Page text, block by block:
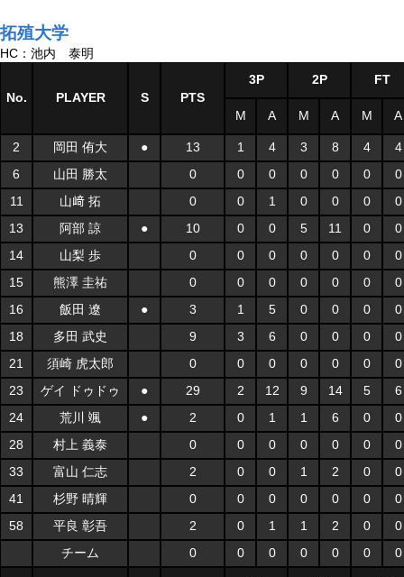
拓殖大学
HC：池内 泰明
No. PLAYER S PTS
3P 2P FT
M A M A M A
2 岡田 侑大 ● 13 1 4 3 8 4
4
6
山田 勝太 0 0 0 0 0 0
0
11
山﨑 拓 0 0 1 0 0 0
0
13
阿部 諒 ● 10 0 0 5 11 0
0
14
山梨 歩 0 0 0 0 0 0
0
15
熊澤 圭祐 0 0 0 0 0 0
0
16
飯田 遼 ● 3 1 5 0 0 0
0
18
多田 武史 9 3 6 0 0 0
0
21
須崎 虎太郎 0 0 0 0 0 0
0
23
ゲイ ドゥドゥ ● 29 2 12 9 14 5
6
24
荒川 颯 ● 2 0 1 1 6 0
0
28
村上 義泰 0 0 0 0 0 0
0
33
富山 仁志 2 0 0 1 2 0
0
41
杉野 晴輝 0 0 0 0 0 0
0
58
平良 彰吾 2 0 1 1 2 0
0
チーム
0 0 0 0 0 0 0